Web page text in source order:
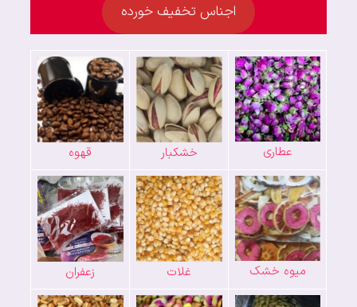
اجناس تخفیف خورده
عطاری خشکبار قهوه
میوه خشک غلات زعفران